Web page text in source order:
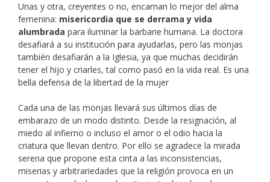
Unas y otra, creyentes o no, encarnan lo mejor del alma
femenina: misericordia que se derrama y vida
alumbrada para iluminar la barbarie humana. La doctora
desafiará a su institución para ayudarlas, pero las monjas
también desafiarán a la Iglesia, ya que muchas decidirán
tener el hijo y criarles, tal como pasó en la vida real. Es una
bella defensa de la libertad de la mujer
Cada una de las monjas llevará sus últimos días de
embarazo de un modo distinto. Desde la resignación, al
miedo al infierno o incluso el amor o el odio hacia la
criatura que llevan dentro. Por ello se agradece la mirada
serena que propone esta cinta a las inconsistencias,
miserias y arbitrariedades que la religión provoca en un